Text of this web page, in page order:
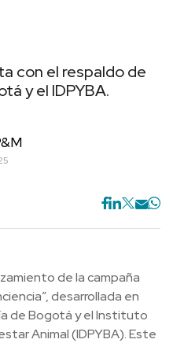
con el respaldo de
y el IDPYBA.
de la campaña
desarrollada en
de Bogotá y el Instituto
Animal (IDPYBA). Este